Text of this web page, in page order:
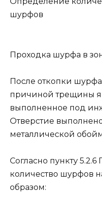
шурфов
Проходка шурфа в
После откопки шурфа
причиной трещины
выполненное под
Отверстие
металлической
Согласно пункту 5.2.6
количество шурфов
образом: